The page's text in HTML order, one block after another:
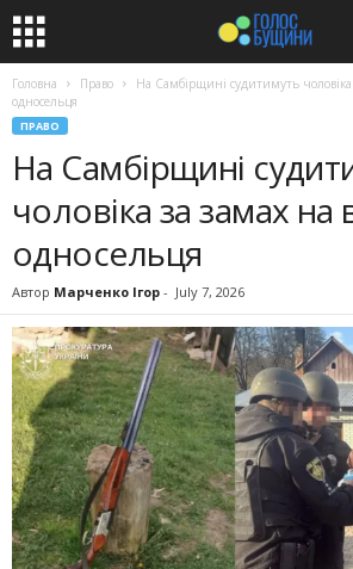
Головна Право
На Самбірщині судитимуть чоловіка
односельця
ПРАВО
На Самбірщині
чоловіка за замах на
односельця
Автор Марченко Ігор - July 7, 2026